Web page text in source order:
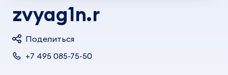
zvyag1n.r
Поделиться
+7 495 085-75-50